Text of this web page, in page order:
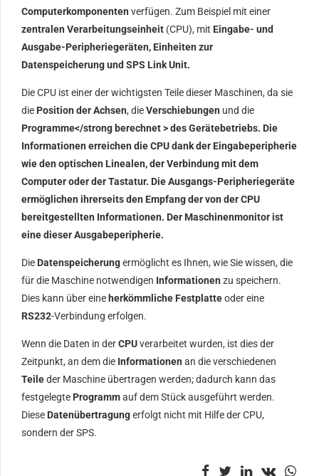
Computerkomponenten verfügen. Zum Beispiel mit einer
zentralen Verarbeitungseinheit (CPU), mit Eingabe- und
Ausgabe-Peripheriegeräten, Einheiten zur
Datenspeicherungund SPS Link Unit.
Die CPU ist einer der wichtigsten Teile dieser Maschinen, da sie
die Position der Achsen, dieVerschiebungen und die
Programme</strong berechnet > des Gerätebetriebs. Die
Informationen erreichen die CPU dank der Eingabeperipherie
wie den optischen Linealen, derVerbindungmit dem
Computer oder der Tastatur. Die Ausgangs-Peripheriegeräte
ermöglichen ihrerseits den Empfang der von der CPU
bereitgestellten Informationen. Der Maschinenmonitor ist
eine dieser Ausgabeperipherie.
Die Datenspeicherungermöglicht es Ihnen, wie Sie wissen, die
für die Maschine notwendigen Informationen zu speichern.
Dies kann über eine herkömmliche Festplatteoder eine
RS232-Verbindung erfolgen.
Wenn die Daten in derCPUverarbeitet wurden, ist dies der
Zeitpunkt, an dem die Informationen an die verschiedenen
Teileder Maschine übertragen werden; dadurch kann das
festgelegte Programmauf dem Stück ausgeführt werden.
Diese Datenübertragungerfolgt nicht mit Hilfe der CPU,
sondern der SPS.